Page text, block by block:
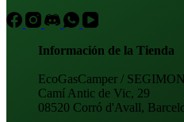
Información de la Tienda
EcoGasCamper /
Camí Antic de Vic, 29
08520 Corró d'Avall,